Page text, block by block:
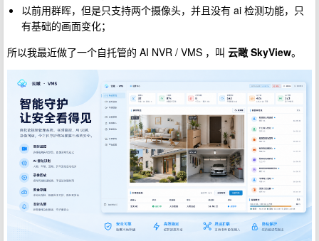
以前用群晖，但是只支持两个摄像头，并且没有 ai 检测功能，只
有基础的画面变化；
所以我最近做了一个自托管的 AI NVR / VMS ，叫 云瞰 SkyView。